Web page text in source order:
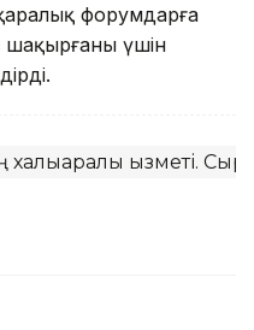
форумдарға
шақырғаны үшін
халықаралық қызметі.